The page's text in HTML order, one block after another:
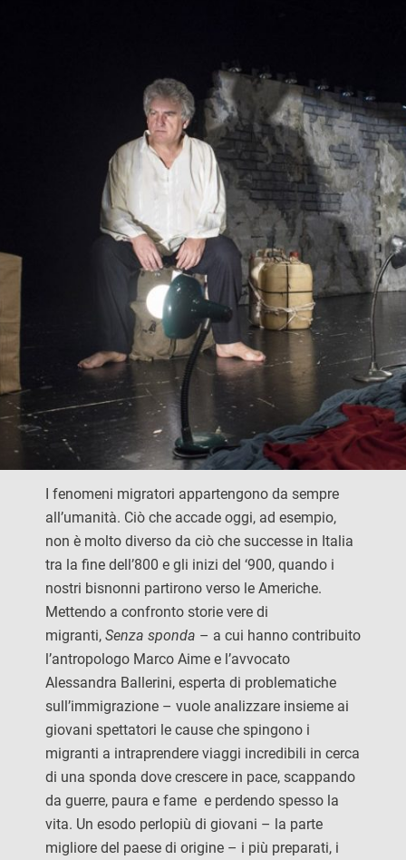
I fenomeni migratori appartengono da sempre
all’umanità. Ciò che accade oggi, ad esempio,
non è molto diverso da ciò che successe in Italia
tra la fine dell’800 e gli inizi del ‘900, quando i
nostri bisnonni partirono verso le Americhe.
Mettendo a confronto storie vere di
migranti, Senza sponda – a cui hanno contribuito
l’antropologo Marco Aime e l’avvocato
Alessandra Ballerini, esperta di problematiche
sull’immigrazione – vuole analizzare insieme ai
giovani spettatori le cause che spingono i
migranti a intraprendere viaggi incredibili in cerca
di una sponda dove crescere in pace, scappando
da guerre, paura e fame e perdendo spesso la
vita. Un esodo perlopiù di giovani – la parte
migliore del paese di origine – i più preparati, i